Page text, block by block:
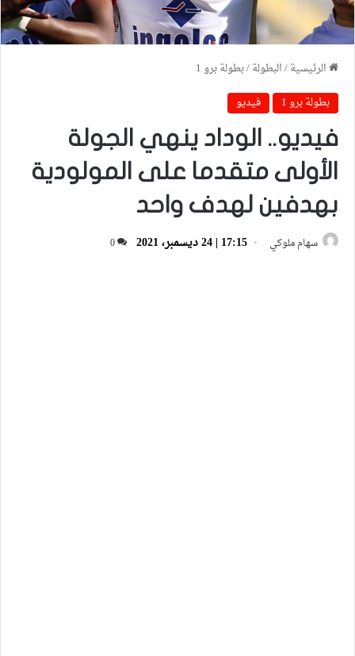
الرئيسية/البطولة/بطولة برو 1
بطولة برو 1
فيديو
فيديو.. الوداد ينهي الجولة
الأولى متقدما على المولودية
بهدفين لهدف واحد
سهام ملوكي 17:15 | 24 ديسمبر، 2021 0